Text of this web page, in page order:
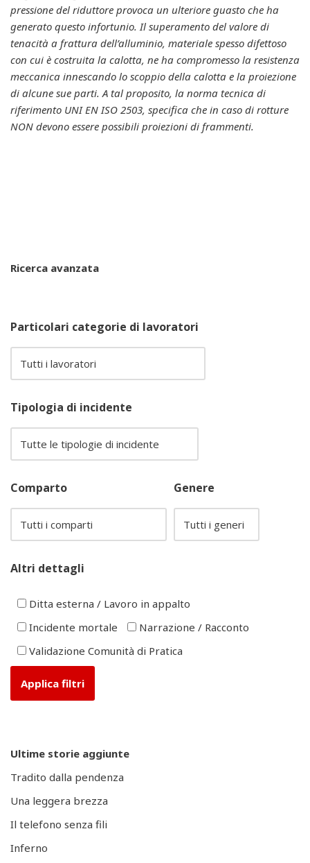
pressione del riduttore provoca un ulteriore guasto che ha
generato questo infortunio. Il superamento del valore di
tenacità a frattura dell’alluminio, materiale spesso difettoso
con cui è costruita la calotta, ne ha compromesso la resistenza
meccanica innescando lo scoppio della calotta e la proiezione
di alcune sue parti. A tal proposito, la norma tecnica di
riferimento UNI EN ISO 2503, specifica che in caso di rotture
NON devono essere possibili proiezioni di frammenti.
Ricerca avanzata
Particolari categorie di lavoratori
Tipologia di incidente
Comparto Genere
Altri dettagli
Ditta esterna / Lavoro in appalto
Incidente mortale
Narrazione / Racconto
Validazione Comunità di Pratica
Ultime storie aggiunte
Tradito dalla pendenza
Una leggera brezza
Il telefono senza fili
Inferno